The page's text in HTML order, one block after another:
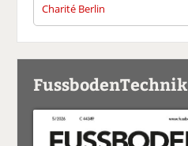
Charité Berlin
FussbodenTechnik